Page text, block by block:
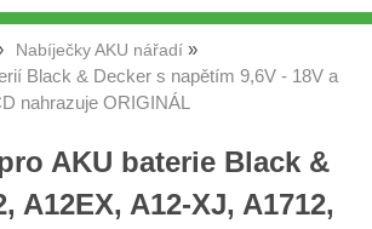
Nabíječky AKU nářadí
Black & Decker s napětím 9,6V - 18V a
nahrazuje ORIGINÁL
AKU baterie Black &
A12EX, A12-XJ, A1712,